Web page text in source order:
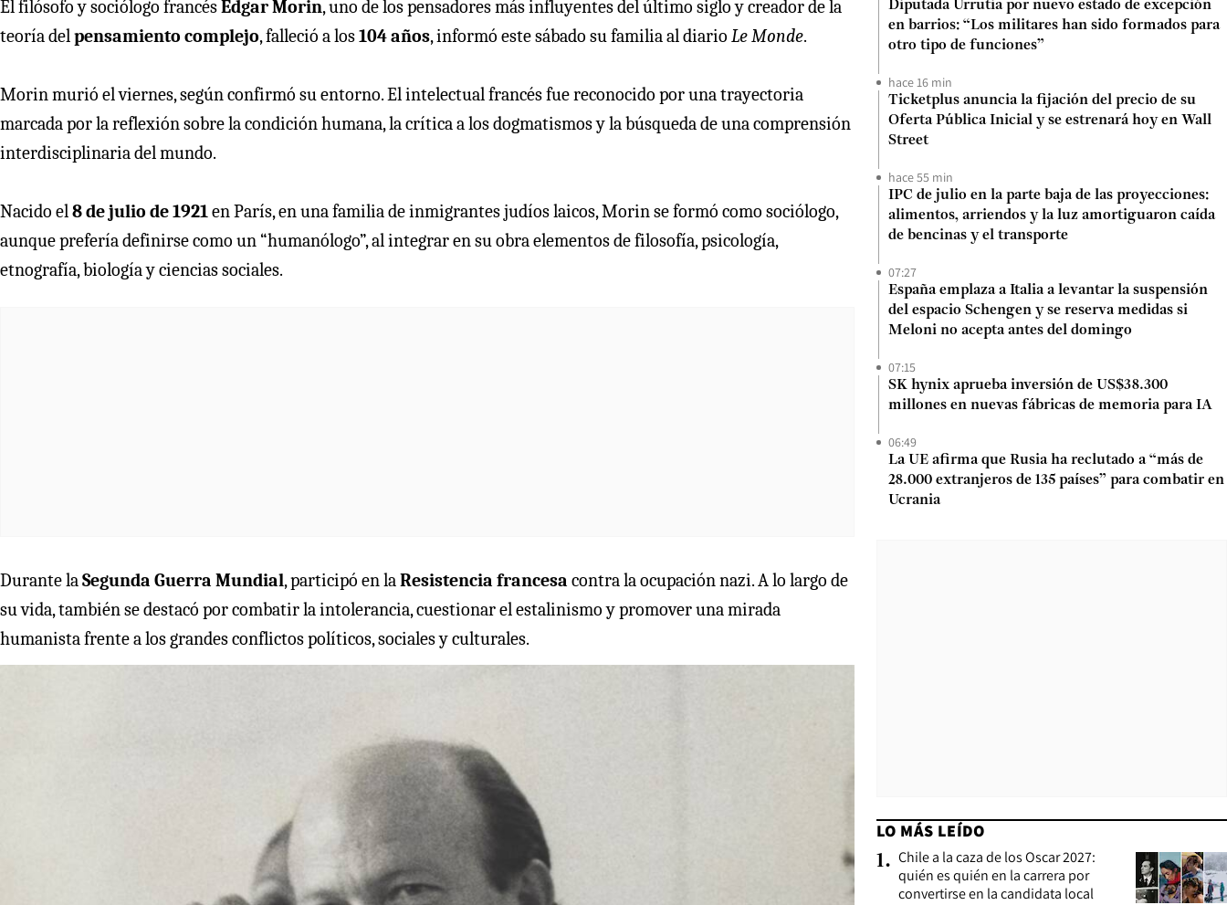
El filósofo y sociólogo francésEdgar Morin, uno de los pensadores más influyentes del último siglo y creador de la
teoría delpensamiento complejo, falleció a los104 años, informó este sábado su familia al diario Le Monde.
Morin murió el viernes, según confirmó su entorno. El intelectual francés fue reconocido por una trayectoria
marcada por la reflexión sobre la condición humana, la crítica a los dogmatismos y la búsqueda de una comprensión
interdisciplinaria del mundo.
Nacido el8 de julio de 1921en París, en una familia de inmigrantes judíos laicos, Morin se formó como sociólogo,
aunque prefería definirse como un “humanólogo”, al integrar en su obra elementos de filosofía, psicología,
etnografía, biología y ciencias sociales.
Durante laSegunda Guerra Mundial, participó en laResistencia francesa contra la ocupación nazi. A lo largo de
su vida, también se destacó por combatir la intolerancia, cuestionar el estalinismo y promover una mirada
humanista frente a los grandes conflictos políticos, sociales y culturales.
Diputada Urrutia por nuevo estado de excepción
en barrios: “Los militares han sido formados para
otro tipo de funciones”
hace 16 min
Ticketplus anuncia la fijación del precio de su
Oferta Pública Inicial y se estrenará hoy en Wall
Street
hace 55 min
IPC de julio en la parte baja de las proyecciones:
alimentos, arriendos y la luz amortiguaron caída
de bencinas y el transporte
07:27
España emplaza a Italia a levantar la suspensión
del espacio Schengen y se reserva medidas si
Meloni no acepta antes del domingo
07:15
SK hynix aprueba inversión de US$38.300
millones en nuevas fábricas de memoria para IA
06:49
La UE afirma que Rusia ha reclutado a “más de
28.000 extranjeros de 135 países” para combatir en
Ucrania
LO MÁS LEÍDO
1. Chile a la caza de los Oscar 2027:
quién es quién en la carrera por
convertirse en la candidata local